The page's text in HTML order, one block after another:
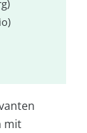
mit